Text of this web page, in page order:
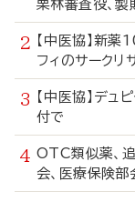
栗林審査役、
【中医協】新
フィのサークリ
【中医協】デ
付で
OTC類似薬、
会、医療保険部